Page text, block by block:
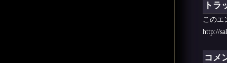
トラ
このエ
http://
コメ